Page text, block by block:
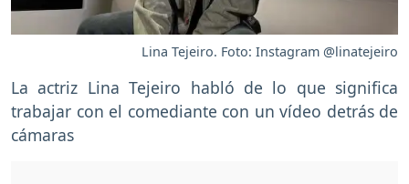
Lina Tejeiro. Foto: Instagram @linatejeiro
La actriz Lina Tejeiro habló de lo que significa
trabajar con el comediante con un vídeo detrás de
cámaras